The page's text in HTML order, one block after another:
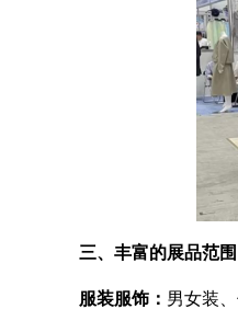
三、丰富的展品范
服装服饰： 男女装